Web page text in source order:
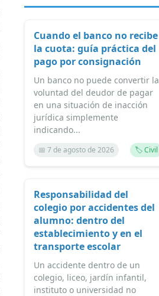
Cuando el banco no recibe
la cuota: guía práctica del
pago por consignación
Un banco no puede convertir la
voluntad del deudor de pagar
en una situación de inacción
jurídica simplemente
indicando...
📅 7 de agosto de 2026 🏷️ Civil
Responsabilidad del
colegio por accidentes del
alumno: dentro del
establecimiento y en el
transporte escolar
Un accidente dentro de un
colegio, liceo, jardín infantil,
instituto o universidad no